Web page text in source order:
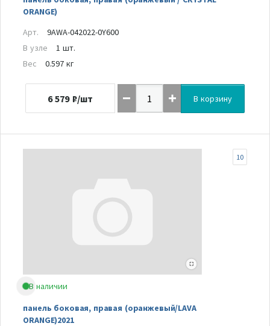
ORANGE)
Арт.
9AWA-042022-0Y600
В узле
1 шт.
Вес
0.597 кг
6 579 ₽/шт В корзину
В наличии
панель боковая, правая (оранжевый/LAVA
ORANGE)2021
10